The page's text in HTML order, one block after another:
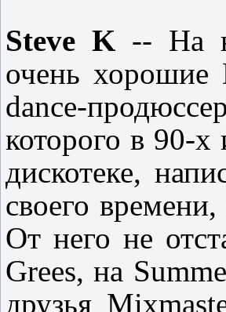
Steve K -- На
очень хорошие
dance-
которого в 90-х
дискотеке,
своего времени,
От него не
Grees, на
друзья